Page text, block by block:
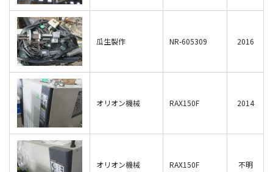
瓜生製作 NR-605309 2016
オリオン機械 RAX150F 2014
オリオン機械 RAX150F 不明